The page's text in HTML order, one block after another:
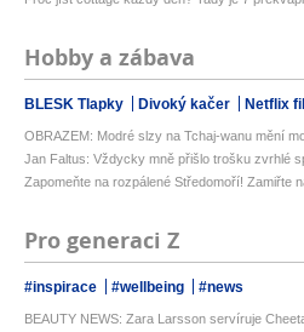
Hobby a zábava
BLESK Tlapky Divoký kačer Netflix
OBRAZEM: Modré slzy na Tchaj-wanu mění
Jan Faltus: Vždycky mně přišlo trošku zvrhlé
Zapomeňte na rozpálené Středomoří! Zamiřte
Pro generaci Z
#inspirace #wellbeing #news
BEAUTY NEWS: Zara Larsson servíruje